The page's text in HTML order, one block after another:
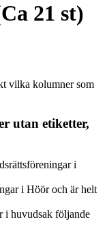
21 st)
vilka kolumner som
utan etiketter,
i
i Höör och är helt
i huvudsak följande